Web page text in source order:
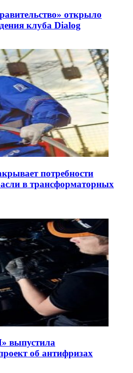
открыло
клуба Dialog
потребности
в трансформаторных
выпустила
об антифризах